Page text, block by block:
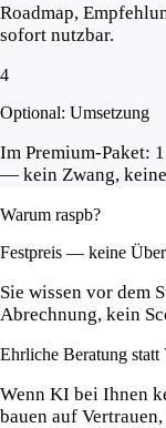
Roadmap,
sofort nutzbar.
4
Optional: Umsetzung
Im Premium-Paket:
— kein Zwang,
Warum raspb?
Festpreis — keine
Sie wissen vor dem
Abrechnung, kein
Ehrliche Beratung statt
Wenn KI bei Ihnen
bauen auf